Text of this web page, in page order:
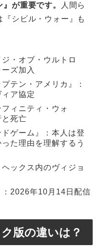
が重要です。
人間ら
『シビル・ウォー』も
・オブ・ウルトロ
ズ加入
テン・アメリカ』：
ア協定
フィニティ・ウォ
死亡
ドゲーム』：本人は登
た理由を理解するう
ックス内のヴィジョ
：2026年10月14日配信
版の違いは？